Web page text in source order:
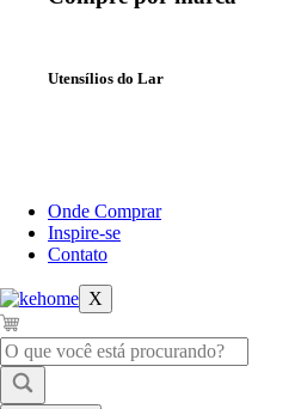
Utensílios do Lar
Onde Comprar
Inspire-se
Contato
X
Pesquisar
...